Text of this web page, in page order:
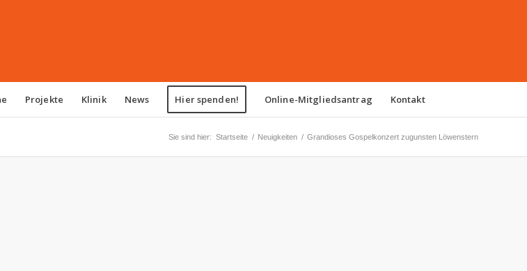
Projekte Klinik News Hier spenden! Online-Mitgliedsantrag Kontakt
Sie sind hier: Startseite / Neuigkeiten / Grandioses Gospelkonzert zugunsten Löwenstern